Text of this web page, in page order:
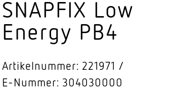
Video-Sensorik Stras­sen­leuchten
Wand­leuchten
SNAPFIX Low
Energy PB4
Artikelnummer: 221971
E-Nummer: 304030000